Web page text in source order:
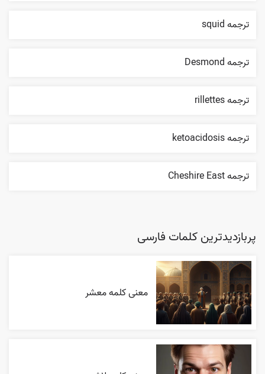
ترجمه squid
ترجمه Desmond
ترجمه rillettes
ترجمه ketoacidosis
ترجمه Cheshire East
پربازدیدترین کلمات فارسی
معنی کلمه معشر